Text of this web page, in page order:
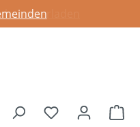
Du hast 0